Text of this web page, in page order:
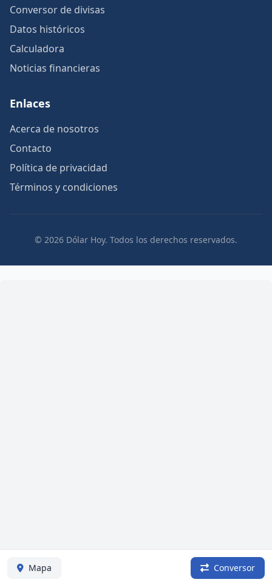
Mapa Conversor
Conversor de divisas
Datos históricos
Calculadora
Noticias financieras
Enlaces
Acerca de nosotros
Contacto
Política de privacidad
Términos y condiciones
© 2026 Dólar Hoy. Todos los derechos reservados.